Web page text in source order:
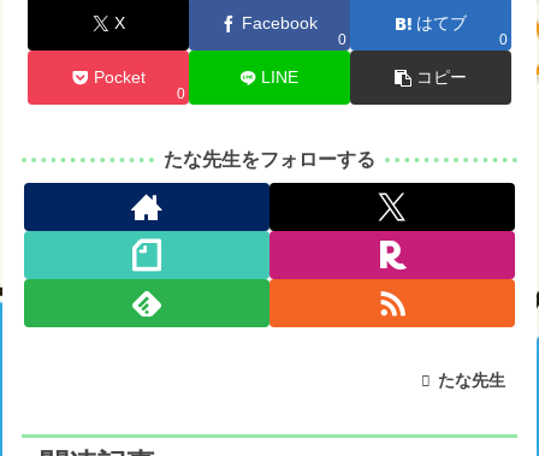
X Facebook
0
はてブ
0
Pocket
0
LINE コピー
たな先生をフォローする
たな先生